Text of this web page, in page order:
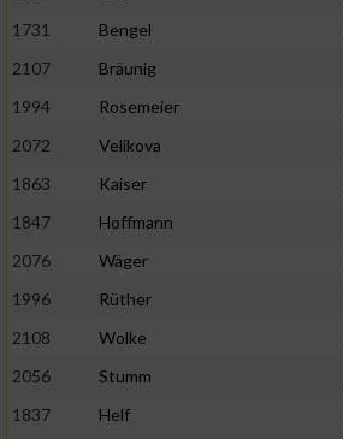
1731
Bengel
2107
Bräunig
1994
Rosemeier
2072
Velikova
1863
Kaiser
1847
Hoffmann
2076
Wäger
1996
Rüther
2108
Wolke
2056
Stumm
1837
Helf